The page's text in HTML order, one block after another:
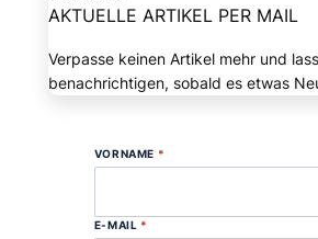
AKTUELLE ARTIKEL PER MAIL
Verpasse keinen Artikel mehr und
benachrichtigen, sobald es etwas
VORNAME *
E-MAIL *